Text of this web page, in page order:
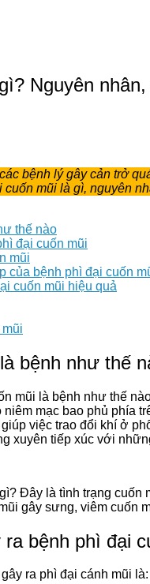
Nguyên
bệnh lý gây cản trở
mũi là gì, nguyên
thế nào
đại cuốn mũi
mũi
của bệnh phì đại cuốn
cuốn mũi hiệu quả
bệnh như thế
mũi là bệnh như thế
mạc bao phủ phía
việc trao đổi khí ở
xuyên tiếp xúc với
Đây là tình trạng
gây sưng, viêm cuốn
bệnh phì đại
ra phì đại cánh mũi là: